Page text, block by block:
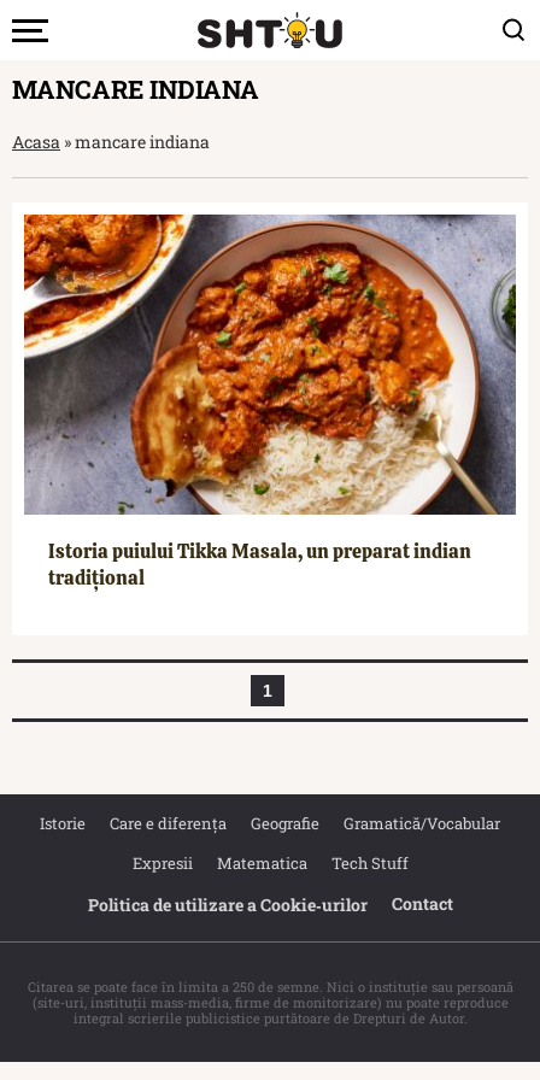
MANCARE INDIANA
Acasa »mancare indiana
Istoria puiului Tikka Masala, un preparat indian
tradițional
1
Istorie Care e diferența Geografie
Gramatică/Vocabular
Expresii
Matematica Tech Stuff
Politica de utilizare a Cookie‐urilor Contact
Citarea se poate face în limita a 250 de semne. Nici o instituţie sau persoană
(site-uri, instituţii mass-media, firme de monitorizare) nu poate reproduce
integral scrierile publicistice purtătoare de Drepturi de Autor.